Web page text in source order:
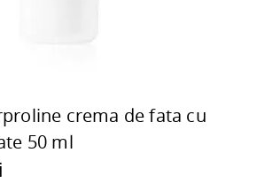
crema de fata cu
50 ml